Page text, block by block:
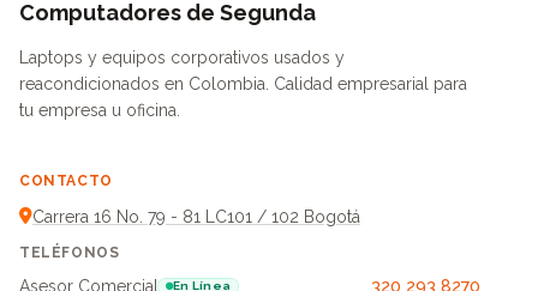
Computadores de Segunda
Laptops y equipos corporativos usados y
reacondicionados en Colombia. Calidad empresarial para
tu empresa u oficina.
CONTACTO
Carrera 16 No. 79 - 81 LC101 / 102 Bogotá
TELÉFONOS
Asesor Comercial En Línea
320 293 8270